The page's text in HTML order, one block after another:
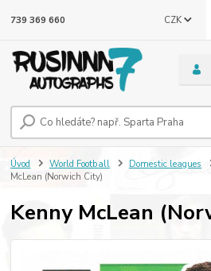
CZK
739 369 660
Úvod World Football Domestic leagues
McLean (Norwich City)
Kenny McLean